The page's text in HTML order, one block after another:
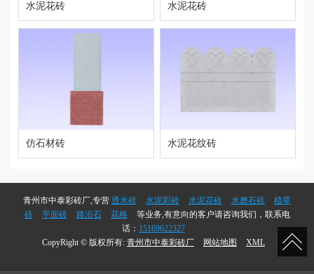
水泥花砖 水泥花砖
仿石材砖 水泥花纹砖
青州市中泰彩砖厂,专营 透水砖 水泥彩砖 水泥花砖 水磨石砖
植草
砖
平面砖 路沿石 花格
等业务,有意向的客户请咨询我们，联系电
话： 15169622327
CopyRight © 版权所有: 青州市中泰彩砖厂 网站地图 XML